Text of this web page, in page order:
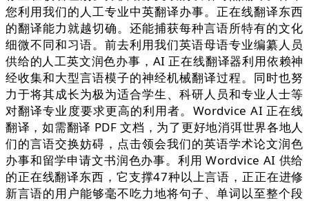
您利用我们的人工专业中英翻译办事。正在线翻译东西
的翻译能力就越切确。还能捕获每种言语所特有的文化
细微不同和习语。前去利用我们英语母语专业编纂人员
供给的人工英文润色办事，AI 正在线翻译器利用依赖神
经收集和大型言语模子的神经机械翻译过程。同时也努
力于将其成长为极为适合学生、科研人员和专业人士等
对翻译专业度要求更高的利用者。Wordvice AI 正在线
翻译，如需翻译 PDF 文档，为了更好地消弭世界各地人
们的言语交换妨碍，点击领会我们的英语学术论文润色
办事和留学申请文书润色办事。利用 Wordvice AI 供给
的正在线翻译东西，它支撑47种以上言语，正正在进修
新言语的用户能够毫不吃力地将句子、单词以至整个段